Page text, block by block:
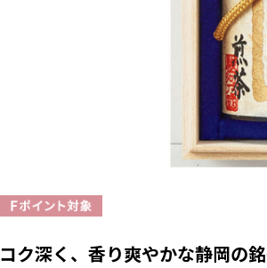
コク深く、香り爽やかな静岡の